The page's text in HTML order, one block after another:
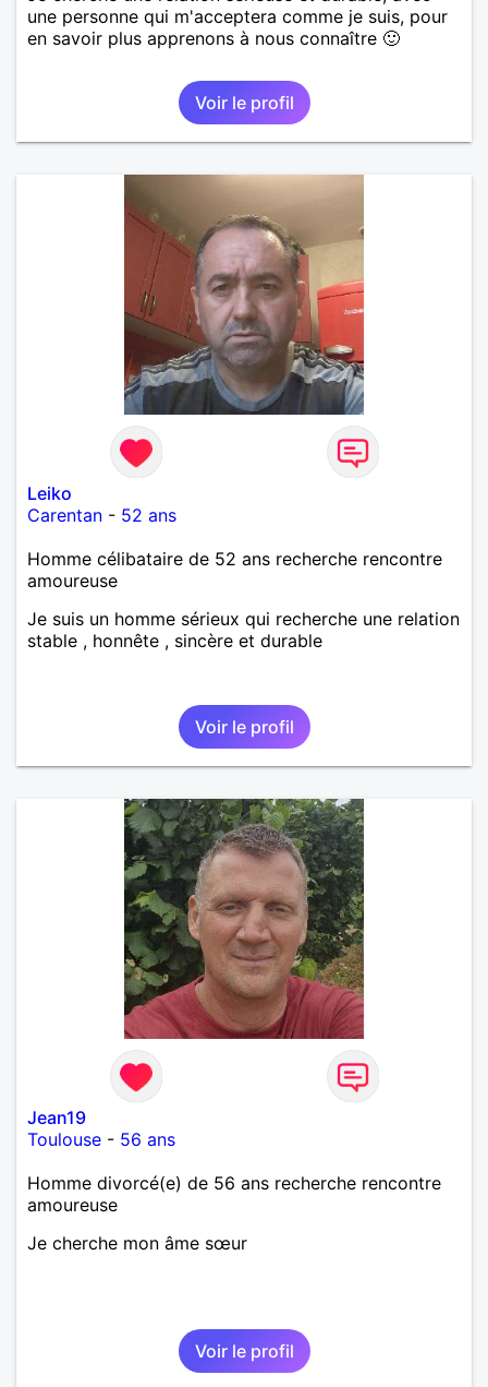
une personne qui m'acceptera comme je suis, pour
en savoir plus apprenons à nous connaître 🙂
Voir le profil
Leiko
Carentan - 52 ans
Homme célibataire de 52 ans recherche rencontre
amoureuse
Je suis un homme sérieux qui recherche une relation
stable , honnête , sincère et durable
Voir le profil
Jean19
Toulouse - 56 ans
Homme divorcé(e) de 56 ans recherche rencontre
amoureuse
Je cherche mon âme sœur
Voir le profil